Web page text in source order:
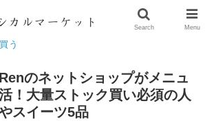
買う
のネットショップがメニュ
！大量ストック買い必須の人
スイーツ5品
Search Menu